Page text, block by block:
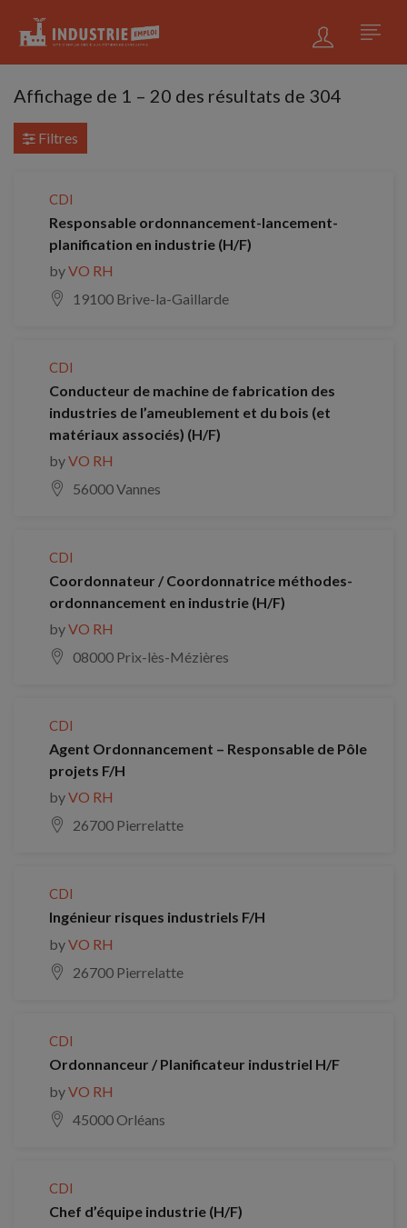
Affichage de 1 – 20 des résultats de 304
Filtres
CDI
Responsable ordonnancement-lancement-
planification en industrie (H/F)
byVO RH
19100 Brive-la-Gaillarde
CDI
Conducteur de machine de fabrication des
industries de l’ameublement et du bois (et
matériaux associés) (H/F)
byVO RH
56000 Vannes
CDI
Coordonnateur / Coordonnatrice méthodes-
ordonnancement en industrie (H/F)
byVO RH
08000 Prix-lès-Mézières
CDI
Agent Ordonnancement – Responsable de Pôle
projets F/H
byVO RH
26700 Pierrelatte
CDI
Ingénieur risques industriels F/H
byVO RH
26700 Pierrelatte
CDI
Ordonnanceur / Planificateur industriel H/F
byVO RH
45000 Orléans
CDI
Chef d’équipe industrie (H/F)